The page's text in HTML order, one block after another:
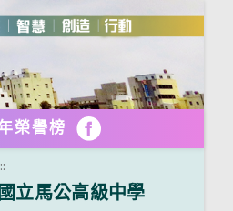
榮譽榜 FB
國立馬公高級中學